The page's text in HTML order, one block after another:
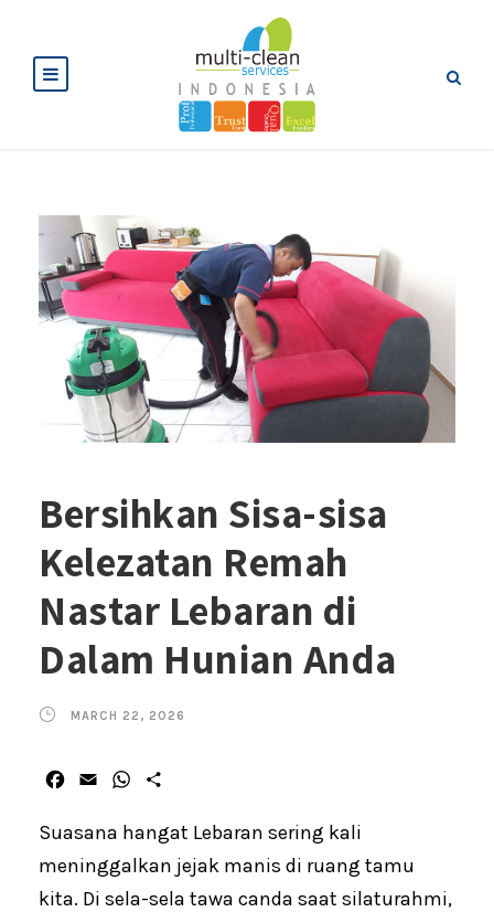
Bersihkan Sisa-sisa
Kelezatan Remah
Nastar Lebaran di
Dalam Hunian Anda
MARCH 22, 2026
c
b
o
a
l
W
a
s
A
a
e
Suasana hangat Lebaran sering kali
meninggalkan jejak manis di ruang tamu
kita. Di sela-sela tawa canda saat silaturahmi,